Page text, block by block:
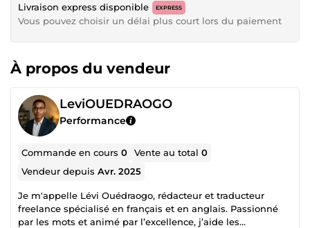
Livraison express disponible EXPRESS
Vous pouvez choisir un délai plus court lors du paiement
À propos du vendeur
LeviOUEDRAOGO
Performance
Commande en cours0 Vente au total0
Vendeur depuisAvr. 2025
Je m'appelle Lévi Ouédraogo, rédacteur et traducteur
freelance spécialisé en français et en anglais. Passionné
par les mots et animé par l’excellence, j’aide les